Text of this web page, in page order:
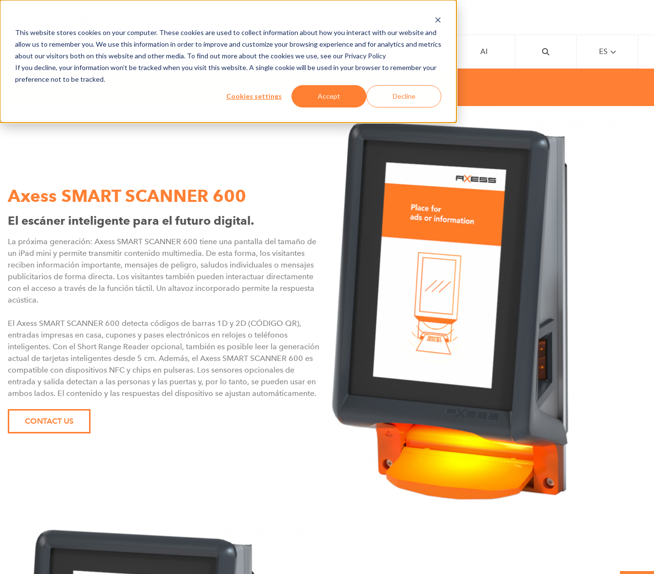
This website stores cookies on your computer. These cookies are used to collect information about how you interact with our website and
allow us to remember you. We use this information in order to improve and customize your browsing experience and for analytics and metrics
about our visitors both on this website and other media. To find out more about the cookies we use, see our Privacy Policy
If you decline, your information won’t be tracked when you visit this website. A single cookie will be used in your browser to remember your
preference not to be tracked.
Cookies settings Accept Decline
NOTICIAS ÁREAS DE NEGOCIO COMPAÑÍA PRENSA/DESCARGA EMPLEO AI ES
AXESS SMART SCANNER 600
Axess SMART SCANNER 600
El escáner inteligente para el futuro digital.
La próxima generación: Axess SMART SCANNER 600 tiene una pantalla del tamaño de
un iPad mini y permite transmitir contenido multimedia. De esta forma, los visitantes
reciben información importante, mensajes de peligro, saludos individuales o mensajes
publicitarios de forma directa. Los visitantes también pueden interactuar directamente
con el acceso a través de la función táctil. Un altavoz incorporado permite la respuesta
acústica.
El Axess SMART SCANNER 600 detecta códigos de barras 1D y 2D (CÓDIGO QR),
entradas impresas en casa, cupones y pases electrónicos en relojes o teléfonos
inteligentes. Con el Short Range Reader opcional, también es posible leer la generación
actual de tarjetas inteligentes desde 5 cm. Además, el Axess SMART SCANNER 600 es
compatible con dispositivos NFC y chips en pulseras. Los sensores opcionales de
entrada y salida detectan a las personas y las puertas y, por lo tanto, se pueden usar en
ambos lados. El contenido y las respuestas del dispositivo se ajustan automáticamente.
CONTACT US